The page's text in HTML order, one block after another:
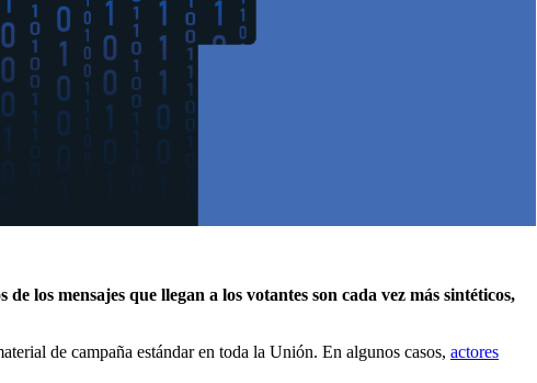
los mensajes que llegan a los votantes son cada vez más sintéticos,
de campaña estándar en toda la Unión. En algunos casos, actores